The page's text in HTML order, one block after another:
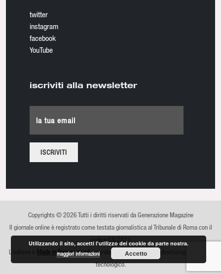
twitter
instagram
facebook
YouTube
iscriviti alla newsletter
la tua email
Copyrights © 2026 Tutti i diritti riservati da Generazione Magazine
Il giornale online è registrato come testata giornalistica al Tribunale di Roma con il
L'editore è
Made in Tomorrow srl, azienda di comunicazione, advertising e sviluppo
tecnologico.
Utilizzando il sito, accetti l'utilizzo dei cookie da parte nostra.
maggiori informazioni Accetto